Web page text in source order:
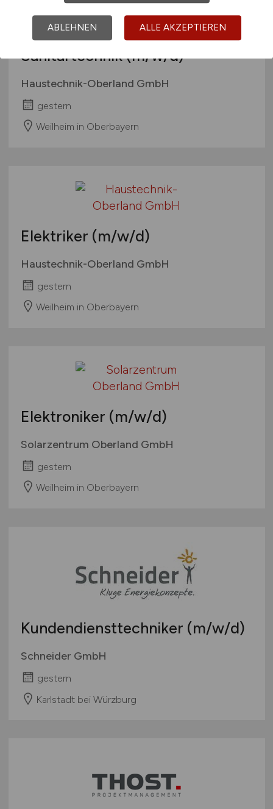
Ausbildung zum
Anlagenmechaniker Heizungs- &
Sanitärtechnik(m/w/d)
Haustechnik-Oberland GmbH
gestern
Weilheim in Oberbayern
Elektriker (m/w/d)
Haustechnik-Oberland GmbH
gestern
Weilheim in Oberbayern
Elektroniker (m/w/d)
Solarzentrum Oberland GmbH
gestern
Weilheim in Oberbayern
Kundendiensttechniker (m/w/d)
Schneider GmbH
gestern
Karlstadt bei Würzburg
ABLEHNEN ALLE AKZEPTIEREN